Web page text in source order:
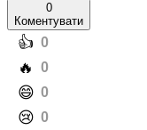
0
Коментувати
️👍 0
️🔥 0
️😄 0
️😢 0